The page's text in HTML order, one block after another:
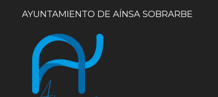
AYUNTAMIENTO DE AÍNSA SOBRARBE